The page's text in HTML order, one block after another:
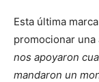
Esta última
promocionar una
nos apoyaron
mandaron un